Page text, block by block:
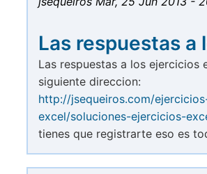
Las respuestas a
Las respuestas a los ejercicios
siguiente direccion:
http://jsequeiros.com/
excel/soluciones-ejercicios-
tienes que registrarte eso es